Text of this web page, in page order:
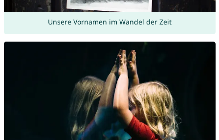
Unsere Vornamen im Wandel der Zeit